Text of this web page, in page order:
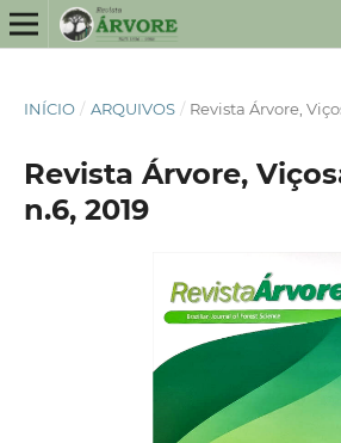
INÍCIO / ARQUIVOS / Revista Árvore,
Revista Árvore,
n.6, 2019